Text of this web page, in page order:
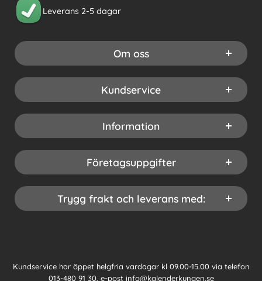
Leverans 2-5 dagar
Om oss
Kundservice
Information
Företagsuppgifter
Trygg frakt och leverans med:
Kundservice har öppet helgfria vardagar kl 09.00-15.00 via telefon
013-480 91 30, e-post info@kalenderkungen.se